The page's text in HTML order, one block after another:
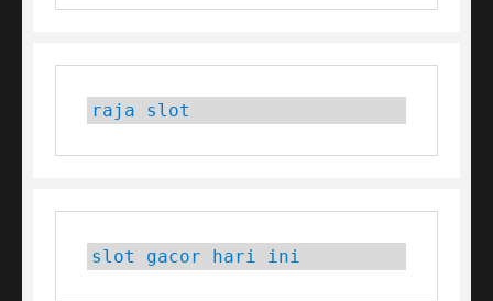
raja slot
slot gacor hari ini